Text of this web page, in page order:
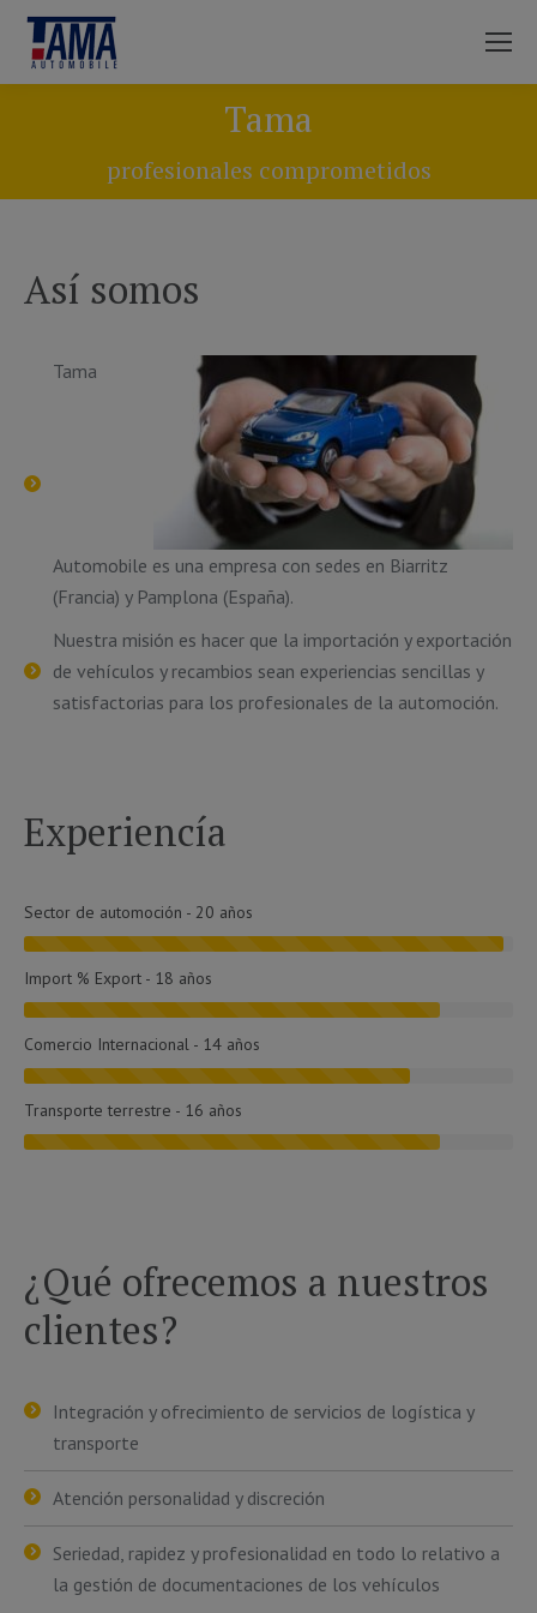
Tama
profesionales comprometidos
Así somos
Tama
Automobile es una empresa con sedes en Biarritz
(Francia) y Pamplona (España).
Nuestra misión es hacer que la importación y exportación
de vehículos y recambios sean experiencias sencillas y
satisfactorias para los profesionales de la automoción.
Experiencía
Sector de automoción - 20 años
Import % Export - 18 años
Comercio Internacional - 14 años
Transporte terrestre - 16 años
¿Qué ofrecemos a nuestros
clientes?
Integración y ofrecimiento de servicios de logística y
transporte
Atención personalidad y discreción
Seriedad, rapidez y profesionalidad en todo lo relativo a
la gestión de documentaciones de los vehículos